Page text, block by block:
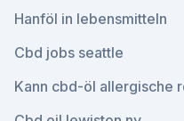
Hanföl in lebensmitteln
Cbd jobs seattle
Kann cbd-öl allergische